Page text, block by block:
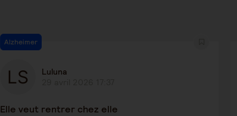
Alzheimer
Luluna
Elle veut rentrer chez elle